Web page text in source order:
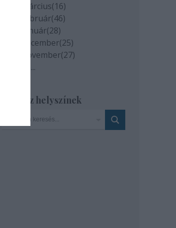
2020 március(16)
2020 február(46)
2020 január(28)
2019 december(25)
2019 november(27)
...
Szinház helyszínek